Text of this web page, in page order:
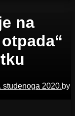
na
studenoga 2020.by